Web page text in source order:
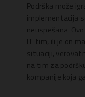
Podrška može
implementacija
neuspešana.
IT tim, ili je on
situaciji,
na tim za
kompanije koja